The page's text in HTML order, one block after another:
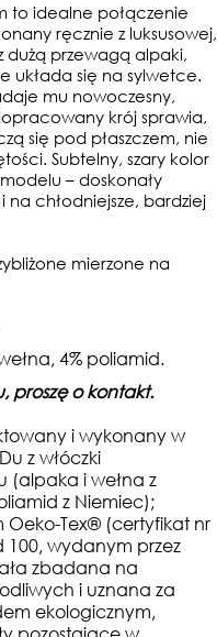
to idealne połączenie
ręcznie z luksusowej,
dużą przewagą alpaki,
układa się na sylwetce.
mu nowoczesny,
krój sprawia,
się pod płaszczem, nie
Subtelny, szary kolor
– doskonały
chłodniejsze, bardziej
mierzone na
4% poliamid.
proszę o kontakt.
i wykonany w
z włóczki
(alpaka i wełna z
z Niemiec);
Oeko-Tex® (certyfikat nr
100, wydanym przez
zbadana na
i uznana za
ekologicznym,